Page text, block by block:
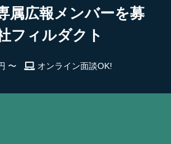
属広報メンバーを募
フィルダクト
〜 オンライン面談OK!